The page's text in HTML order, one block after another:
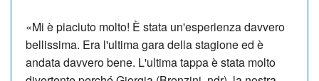
«Mi è piaciuto molto! È stata un'esperienza davvero
bellissima. Era l'ultima gara della stagione ed è
andata davvero bene. L'ultima tappa è stata molto